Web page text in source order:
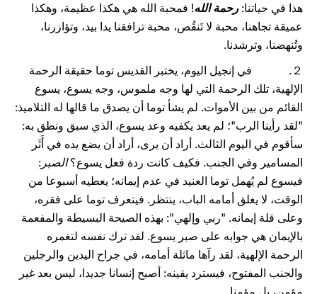
هذا في حياتنا:رحمة الله! فمحبة الله هي هكذا عظيمة، وهكذا
عميقة تجاهنا، محبة لا تَنقُص، محبة ترافقنا يدا بيد، وتؤازرنا،
وتُنهضنا، وترشدنا.
２. في إنجيل اليوم، يختبر القديس توما حقيقة الرحمة
الإلهية، تلك الرحمة التي لها وجه ملموس، وجه يسوع، يسوع
القائم من بين الأموات. لم يشأ توما أن يصدق ما قالها له التلاميذ:
"لقد رأينا الرب"؛ لم يعد يكفيه وعد يسوع، الذي سبق ونطق به:
سأقوم في اليوم الثالث. أراد أن يرى، أراد أن يضع يده في أَثَر
المسامير وفي الجنب. فكيف كانت ردة فعل يسوع؟الصبر :
فيسوع لم يُهمل توما العنيد في عدم إيمانه؛ يعطيه أسبوعا من
الوقت، لا يغلق أمامه الباب، ينتظر. فيتعرف توما على فقره،
وعلى قلة إيمانه. "ربي وإلهي": بهذه الصيحة البسيطة والمفعمة
بالإيمان هي جوابه على صبر يسوع. لقد ترك نفسه لتغمره
الرحمة الإلهية، لقد رآها ماثلة أمامه، في جراح اليدين والرجلين
والجنب المفتوح، فيسترد يقينه: أصبح إنسانا جديدا، ليس بعد غير
مؤمن، بل مؤمنا.